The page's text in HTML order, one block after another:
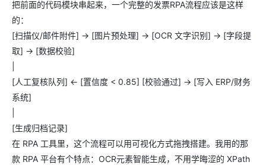
把前面的代码模块串起来，一个完整的发票RPA流程应该是这样
的：
[扫描仪/邮件附件] -> [图片预处理] -> [OCR 文字识别] -> [字段提
取] -> [数据校验]
[人工复核队列] <- [置信度 < 0.85] [校验通过] -> [写入 ERP/财务
系统]
[生成归档记录]
在 RPA 工具里，这个流程可以用可视化方式拖拽搭建。我用的那
款 RPA 平台有个特点：OCR元素智能生成，不用学晦涩的 XPath